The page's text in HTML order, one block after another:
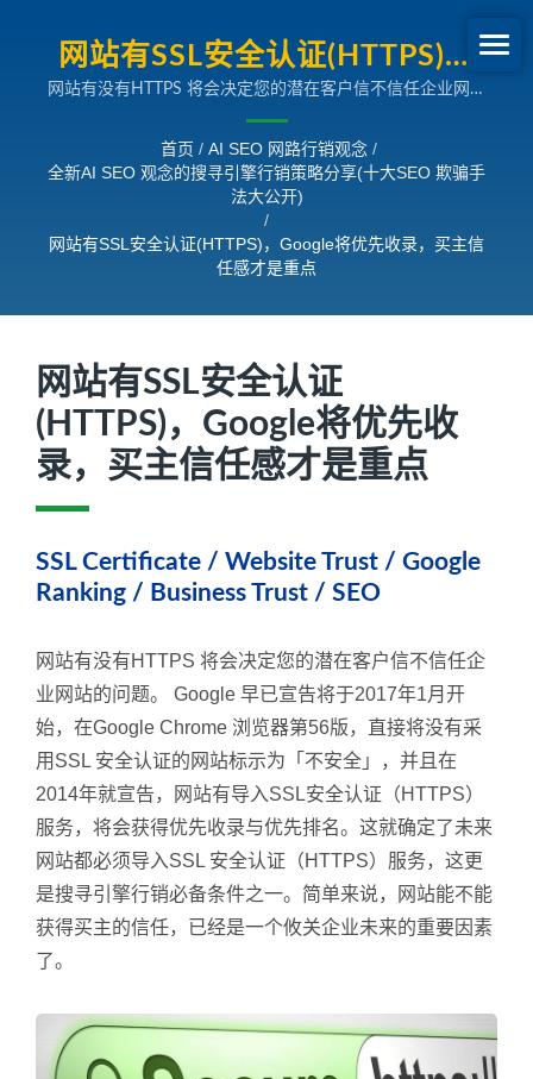
网站有SSL安全认证(HTTPS)，
GOOGLE将优先收录，买主信任
感才是重点| 全新AI SEO观念的
搜寻引擎行销策略分享
网站有没有HTTPS 将会决定您的潜在客户信不信任企业网站
Chrome 浏览器第56版，直接将没有采用SSL 安全认证的网站
标示为「不安全」，并且在2014年就宣告，网站有导入SSL安
全认证（HTTPS）服务，将会获得优先收录与优先排名。这
就确定了未来网站都必须导入SSL 安全认证（HTTPS）服务，
这更是搜寻引擎行销必备条件之一。简单来说，网站能不能获
得买主的信任，已经是一个攸关企业未来的重要因素了。
首页 / AI SEO 网路行销观念 /
全新AI SEO 观念的搜寻引擎行销策略分享(十大SEO 欺骗手
法大公开)
/
网站有SSL安全认证(HTTPS)，Google将优先收录，买主信
任感才是重点
网站有SSL安全认证
(HTTPS)，Google将优先收
录，买主信任感才是重点
SSL Certificate / Website Trust / Google
Ranking / Business Trust / SEO
网站有没有HTTPS 将会决定您的潜在客户信不信任企
业网站的问题。 Google 早已宣告将于2017年1月开
始，在Google Chrome 浏览器第56版，直接将没有采
用SSL 安全认证的网站标示为「不安全」，并且在
2014年就宣告，网站有导入SSL安全认证（HTTPS）
服务，将会获得优先收录与优先排名。这就确定了未来
网站都必须导入SSL 安全认证（HTTPS）服务，这更
是搜寻引擎行销必备条件之一。简单来说，网站能不能
获得买主的信任，已经是一个攸关企业未来的重要因素
了。